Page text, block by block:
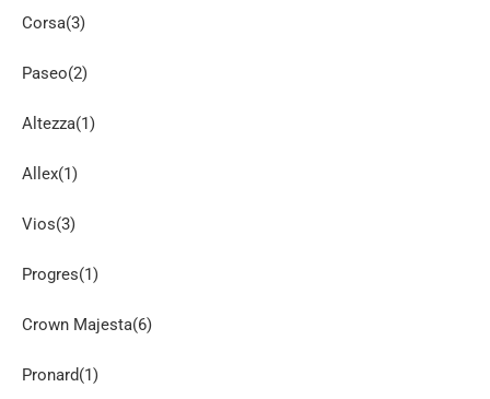
Corsa(3)
Paseo(2)
Altezza(1)
Allex(1)
Vios(3)
Progres(1)
Crown Majesta(6)
Pronard(1)